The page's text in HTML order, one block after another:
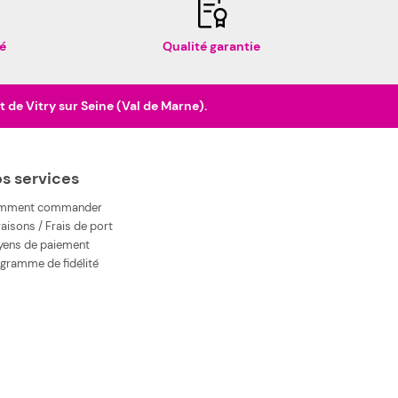
Qualité garantie
Vitry sur Seine (Val de Marne).
services
commander
/ Frais de port
de paiement
de fidélité